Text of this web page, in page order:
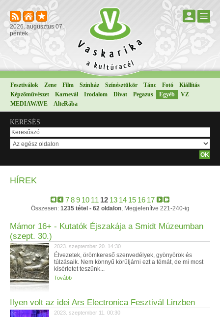
2026. augusztus 07.
péntek
Fesztiválok Zene Film Színház Színésztükör Tánc Fotó
Kiállítás
Képzőművészet
Karnevál Irodalom Divat Pegazus Egyéb
VZ
MEDIAWAVE
AlteRába
KERESÉS
HÍREK
789 10 11 12 13 14 15 16 17
Összesen: 1235 tétel - 62 oldalon, Megjelenítve 221-240-ig
Mámor 16+ - Kutatók Éjszakája a Smidt Múzeumban
(szept. 30.)
2023. szeptember 20. 14:30
Élvezetek, örömkereső szenvedélyek, gyönyörök és
túlzásaik. Nem könnyű körüljárni ezt a témát, de mi most
kísérletet teszünk...
Tovább
Ilyen volt az idei Ars Electronica Fesztivál Linzben
2023. szeptember 11. 00:30